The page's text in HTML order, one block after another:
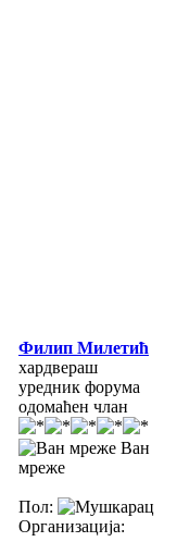
Филип Милетић
хардвераш
уредник форума
одомаћен члан
Ван
мреже
Пол:
Организација: